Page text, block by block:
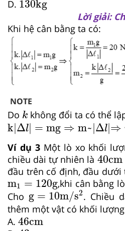
D. 130kg
Lời giải:
Khi hệ cân bằng ta có:
NOTE
Do k
k không đổi ta có thể
k|Δl| = mg ⇒ m~|Δl|
k|Δl|=mg ⇒m~ |Δ l| ⇒
⇒
Ví dụ 3Một lò xo khối
chiều dài tự nhiên là 40cm
40cm
đầu trên cố định, đầu
m1 = 120g
m1 =120g,khi cân bằng
Cho g = 10m/s2
g =10m/s2 . Chiều
thêm một vật có khối lượng
A. 46cm
46cm